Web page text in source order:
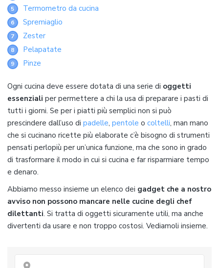
5 Termometro da cucina
6 Spremiaglio
7 Zester
8 Pelapatate
9 Pinze
Ogni cucina deve essere dotata di una serie di oggetti
essenziali per permettere a chi la usa di preparare i pasti di
tutti i giorni. Se per i piatti più semplici non si può
prescindere dall’uso di padelle, pentole o coltelli, man mano
che si cucinano ricette più elaborate c’è bisogno di strumenti
pensati perlopiù per un’unica funzione, ma che sono in grado
di trasformare il modo in cui si cucina e far risparmiare tempo
e denaro.
Abbiamo messo insieme un elenco dei gadget che a nostro
avviso non possono mancare nelle cucine degli chef
dilettanti. Si tratta di oggetti sicuramente utili, ma anche
divertenti da usare e non troppo costosi. Vediamoli insieme.